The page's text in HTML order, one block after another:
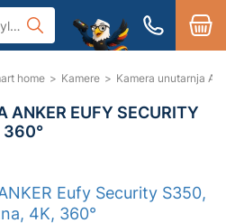
home > Kamere > Kamera unutarnja
ANKER EUFY SECURITY
360°